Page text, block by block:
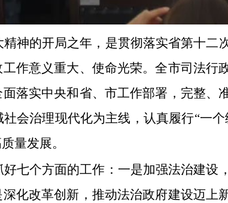
神的开局之年，是贯彻落实省第十二
作意义重大、使命光荣。全市司法行
落实中央和省、市工作部署，完整、
会治理现代化为主线，认真履行“一
量发展。
七个方面的工作：一是加强法治建设
化改革创新，推动法治政府建设迈上